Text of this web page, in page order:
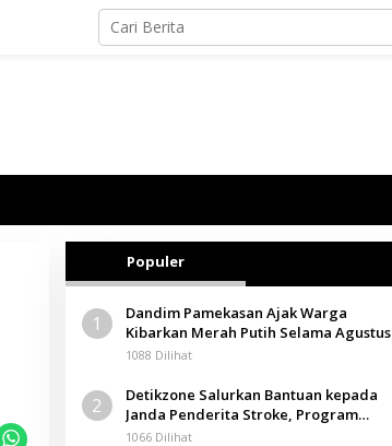
Populer
1
Dandim Pamekasan Ajak Warga
Kibarkan Merah Putih Selama Agustus
1088 Dilihat
2
Detikzone Salurkan Bantuan kepada
Janda Penderita Stroke, Program
Berbagi Masuki Hari ke-61
1066 Dilihat